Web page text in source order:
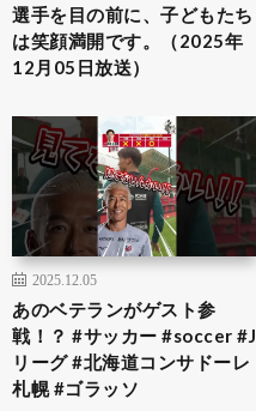
選手を目の前に、子どもたち
は笑顔満開です。（2025年
12月05日放送）
2025.12.05
あのベテランがゲスト参
戦！？ #サッカー #soccer #J
リーグ #北海道コンサドーレ
札幌 #ゴラッソ